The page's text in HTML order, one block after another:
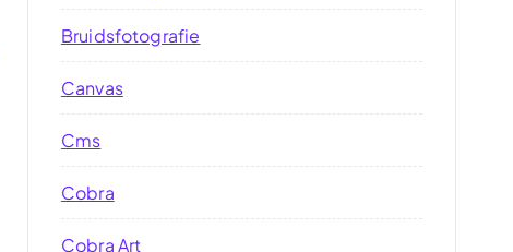
Bruidsfotografie
Canvas
Cms
Cobra
Cobra Art